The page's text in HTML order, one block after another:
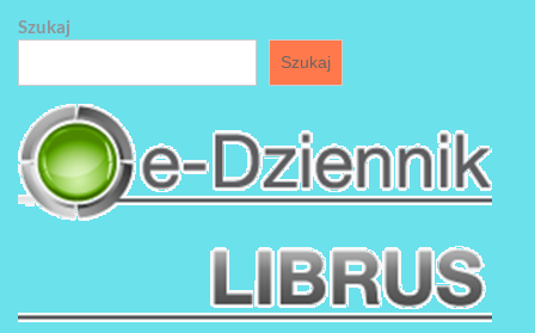
Szukaj
Szukaj